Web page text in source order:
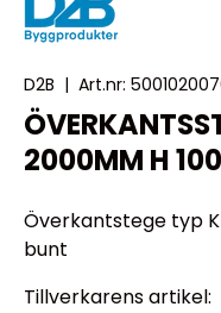
D2B | Art.nr:
2000MM H
Överkantstege typ
bunt
Tillverkarens artikel: